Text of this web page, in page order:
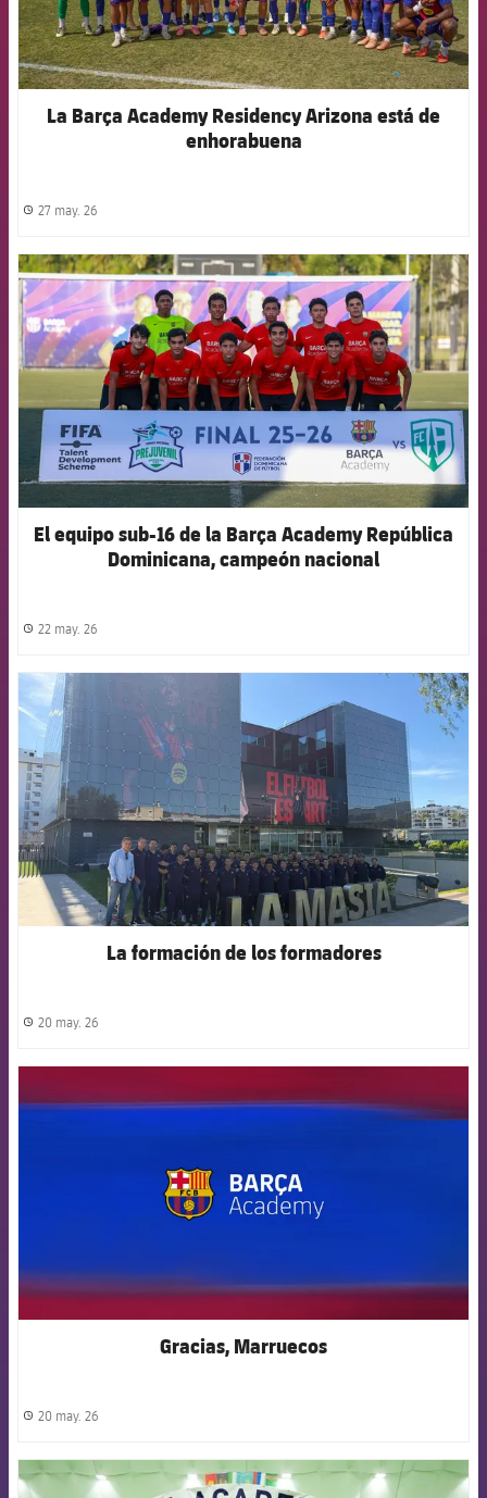
La Barça Academy Residency Arizona está de
enhorabuena
label.share.clock
27 may. 26
FCB Barcelona badge
El equipo sub-16 de la Barça Academy República
Dominicana, campeón nacional
label.share.clock
22 may. 26
La formación de los formadores
label.share.clock
20 may. 26
Gracias, Marruecos
label.share.clock
20 may. 26
FCB Barcelona badge